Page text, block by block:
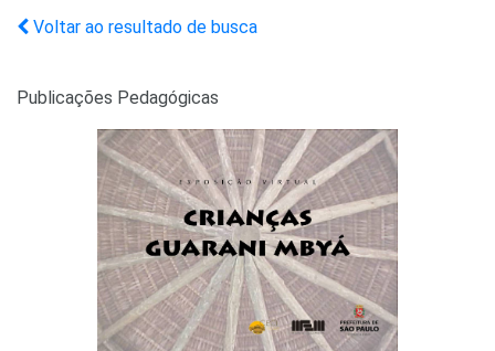
Voltar ao resultado de busca
Publicações Pedagógicas